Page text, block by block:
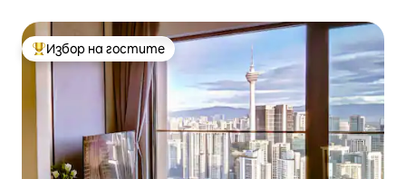
Най-популярен избор на гостите
Избор на гостите